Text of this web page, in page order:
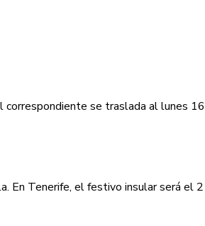
se traslada al lunes
En Tenerife, el festivo insular será el